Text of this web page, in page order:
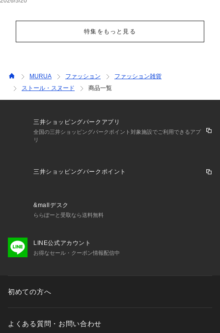
特集をもっと見る
MURUA ファッション
ファッション雑貨
ストール・スヌード
商品一覧
三井ショッピングパークアプリ
全国の三井ショッピングパークポイント対象施設でご利用できるアプ
リ
三井ショッピングパークポイント
&mallデスク
ららぽーと受取なら送料無料
LINE公式アカウント
お得なセール・クーポン情報配信中
初めての方へ
よくある質問・お問い合わせ